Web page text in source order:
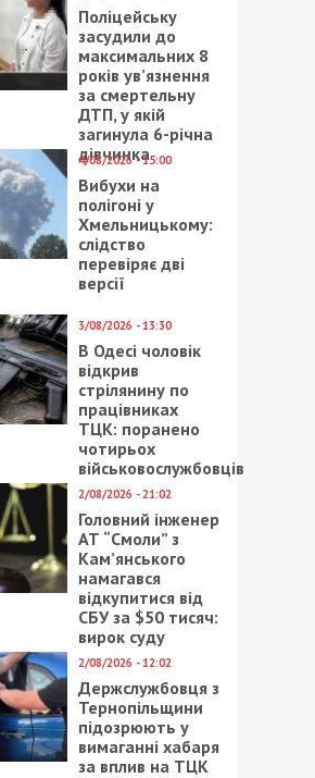
Поліцейську
засудили до
максимальних 8
років ув’язнення
за смертельну
ДТП, у якій
загинула 6-річна
дівчинка
4/08/2026 - 15:00
Вибухи на
полігоні у
Хмельницькому:
слідство
перевіряє дві
версії
3/08/2026 - 13:30
В Одесі чоловік
відкрив
стрілянину по
працівниках
ТЦК: поранено
чотирьох
військовослужбовців
2/08/2026 - 21:02
Головний інженер
АТ “Смоли” з
Кам’янського
намагався
відкупитися від
СБУ за $50 тисяч:
вирок суду
2/08/2026 - 12:02
Держслужбовця з
Тернопільщини
підозрюють у
вимаганні хабаря
за вплив на ТЦК